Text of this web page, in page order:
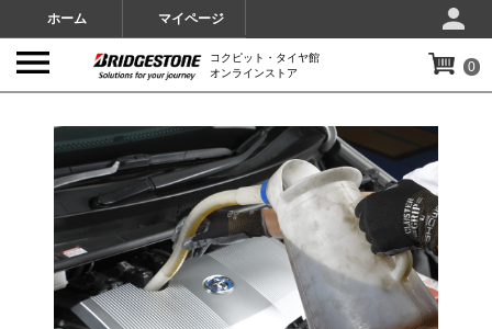
ホーム マイページ
コクピット・タイヤ館
オンラインストア
0